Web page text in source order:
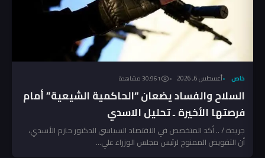
خاص أغسطس 6, 2026 30٬961 مشاهدة
السلاح والفساد يضعان “الحاكمية الشيعية” أمام
فرصتها الأخيرة ـ تحليل الاسدي
جريدة / .. أكد المتخصص في الاقتصاد السياسي الدكتور حازم الأسدي،
أن التفويض الممنوح لرئيس مجلس الوزراء علي...